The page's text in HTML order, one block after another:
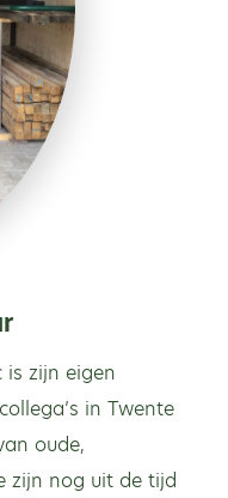
is zijn eigen
in Twente
oude,
zijn nog uit de tijd